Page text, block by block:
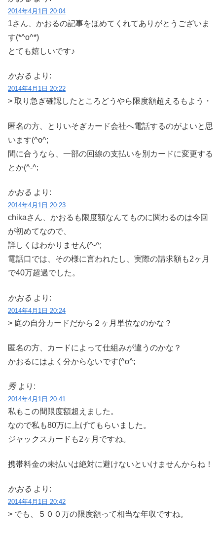
2014年4月1日 20:04
1さん、かおるの記事をほめてくれてありがとうございま
す(*^o^*)
とても嬉しいです♪
かおる より:
2014年4月1日 20:22
> 取り急ぎ確認したところどうやら限度額超えるもよう・
匿名の方、とりいそぎカード会社へ電話するのがよいと思
います(^o^;
間に合うなら、一部の回線の支払いを別カードに変更する
とか(^-^;
かおる より:
2014年4月1日 20:23
chikaさん、かおるも限度額なんてものに関わるのは今回
が初めてなので、
詳しくはわかりません(^-^;
電話口では、その様に言われたし、実際の請求額も2ヶ月
で40万超過でした。
かおる より:
2014年4月1日 20:24
> 庭の自分カードだから２ヶ月単位なのかな？
匿名の方、カードによって仕組みが違うのかな？
かおるにはよく分からないです(^o^;
秀 より:
2014年4月1日 20:41
私もこの間限度額超えました。
なので私も80万に上げてもらいました。
ジャックスカードも2ヶ月ですね。
携帯料金の未払いは絶対に避けないといけませんからね！
かおる より:
2014年4月1日 20:42
> でも、５００万の限度額って相当な年収ですね。